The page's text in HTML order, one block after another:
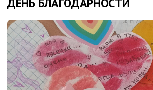
ДЕНЬ БЛАГОДАРНОСТИ